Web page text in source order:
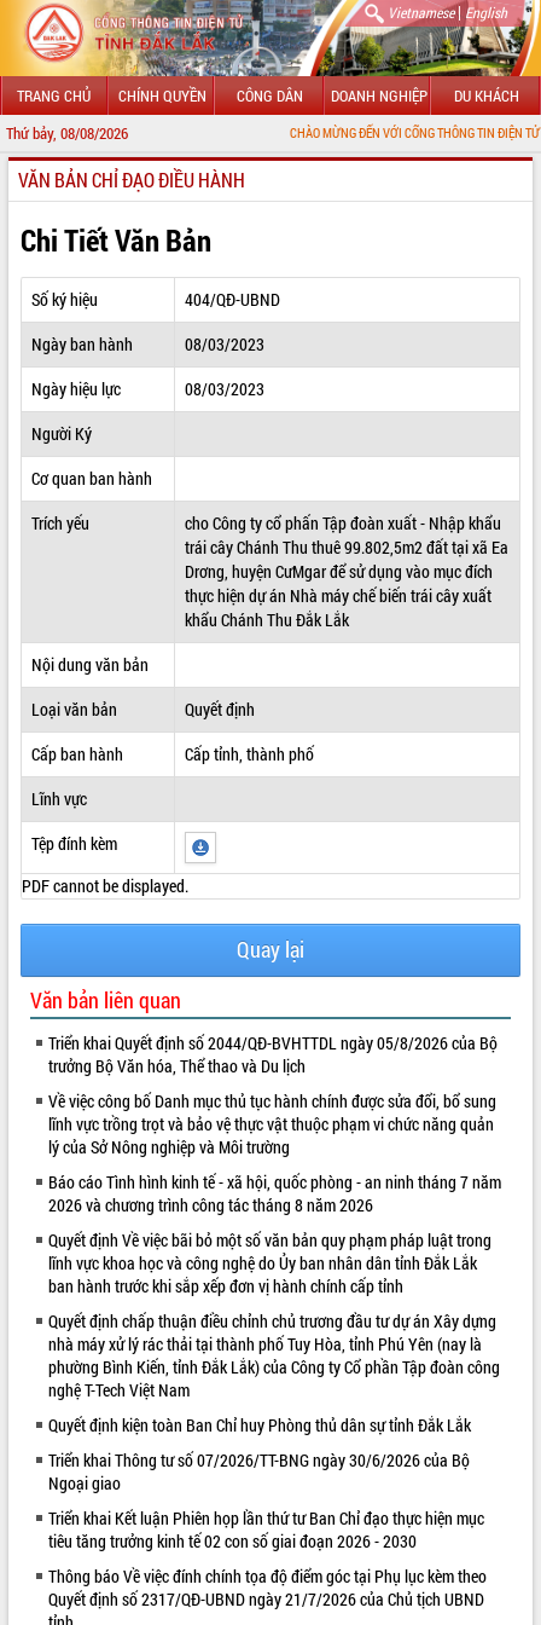
Vietnamese| English
TRANG CHỦ CHÍNH QUYỀN CÔNG DÂN DOANH NGHIỆP DU KHÁCH
Thứ bảy, 08/08/2026 CHÀO MỪNG ĐẾN VỚI CỔNG THÔNG TIN ĐIỆN TỬ TỈNH ĐẮK
GIỚI THIỆU
LÃNH ĐẠO UBND TỈNH
TIN TỨC SỰ KIỆN
SỞ, BAN, NGÀNH
THÔNG TIN CHỈ ĐẠO ĐIỀU HÀNH
HỆ THỐNG VĂN BẢN
VĂN BẢN HĐND TỈNH
VIDEO
Khám bệnh, cấp phát thuốc miễn phí
và tặng quà người dân xã Cư Pui
Hội nghị UBND tỉnh Đắk Lắk thường kỳ
tháng 7/2026
Lễ truy tặng danh hiệu “Bà Mẹ Việt
Nam Anh hùng” và trao Huân chương
Lao động
UBND tỉnh Đắk Lắk triển khai nhiệm
vụ 6 tháng cuối năm 2026
Kỳ họp thứ Hai, Hội đồng nhân dân
ALBUM ẢNH
VĂN BẢN CHỈ ĐẠO ĐIỀU HÀNH
Chi Tiết Văn Bản
Số ký hiệu
404/QĐ-UBND
Ngày ban hành
08/03/2023
Ngày hiệu lực
08/03/2023
Người Ký
Cơ quan ban hành
Trích yếu
cho Công ty cổ phấn Tập đoàn xuất - Nhập khẩu
trái cây Chánh Thu thuê 99.802,5m2 đất tại xã Ea
Drơng, huyện CưMgar để sử dụng vào mục đích
thực hiện dự án Nhà máy chế biến trái cây xuất
khẩu Chánh Thu Đắk Lắk
Nội dung văn bản
Loại văn bản
Quyết định
Cấp ban hành
Cấp tỉnh, thành phố
Lĩnh vực
Tệp đính kèm
PDF cannot be displayed.
Quay lại
Văn bản liên quan
Triển khai Quyết định số 2044/QĐ-BVHTTDL ngày 05/8/2026 của Bộ
trưởng Bộ Văn hóa, Thể thao và Du lịch
Về việc công bố Danh mục thủ tục hành chính được sửa đổi, bổ sung
lĩnh vực trồng trọt và bảo vệ thực vật thuộc phạm vi chức năng quản
lý của Sở Nông nghiệp và Môi trường
Báo cáo Tình hình kinh tế - xã hội, quốc phòng - an ninh tháng 7 năm
2026 và chương trình công tác tháng 8 năm 2026
Quyết định Về việc bãi bỏ một số văn bản quy phạm pháp luật trong
lĩnh vực khoa học và công nghệ do Ủy ban nhân dân tỉnh Đắk Lắk
ban hành trước khi sắp xếp đơn vị hành chính cấp tỉnh
Quyết định chấp thuận điều chỉnh chủ trương đầu tư dự án Xây dựng
nhà máy xử lý rác thải tại thành phố Tuy Hòa, tỉnh Phú Yên (nay là
phường Bình Kiến, tỉnh Đắk Lắk) của Công ty Cổ phần Tập đoàn công
nghệ T-Tech Việt Nam
Quyết định kiện toàn Ban Chỉ huy Phòng thủ dân sự tỉnh Đắk Lắk
Triển khai Thông tư số 07/2026/TT-BNG ngày 30/6/2026 của Bộ
Ngoại giao
Triển khai Kết luận Phiên họp lần thứ tư Ban Chỉ đạo thực hiện mục
tiêu tăng trưởng kinh tế 02 con số giai đoạn 2026 - 2030
Thông báo Về việc đính chính tọa độ điểm góc tại Phụ lục kèm theo
Quyết định số 2317/QĐ-UBND ngày 21/7/2026 của Chủ tịch UBND